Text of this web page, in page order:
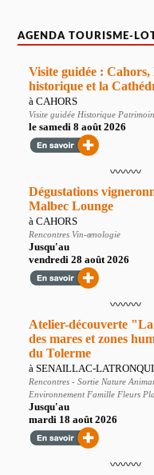
AGENDA TOURISME-